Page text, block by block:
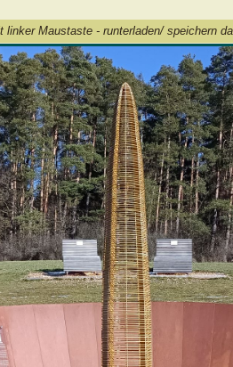
Maustaste - runterladen/ speichern